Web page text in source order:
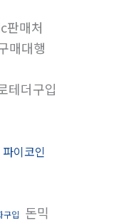
판매처
매대행
테더구입
파이코인
구입 돈믹